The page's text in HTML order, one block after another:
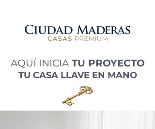
AQUÍ INICIATU PROYECTO
TU CASA LLAVE EN MANO